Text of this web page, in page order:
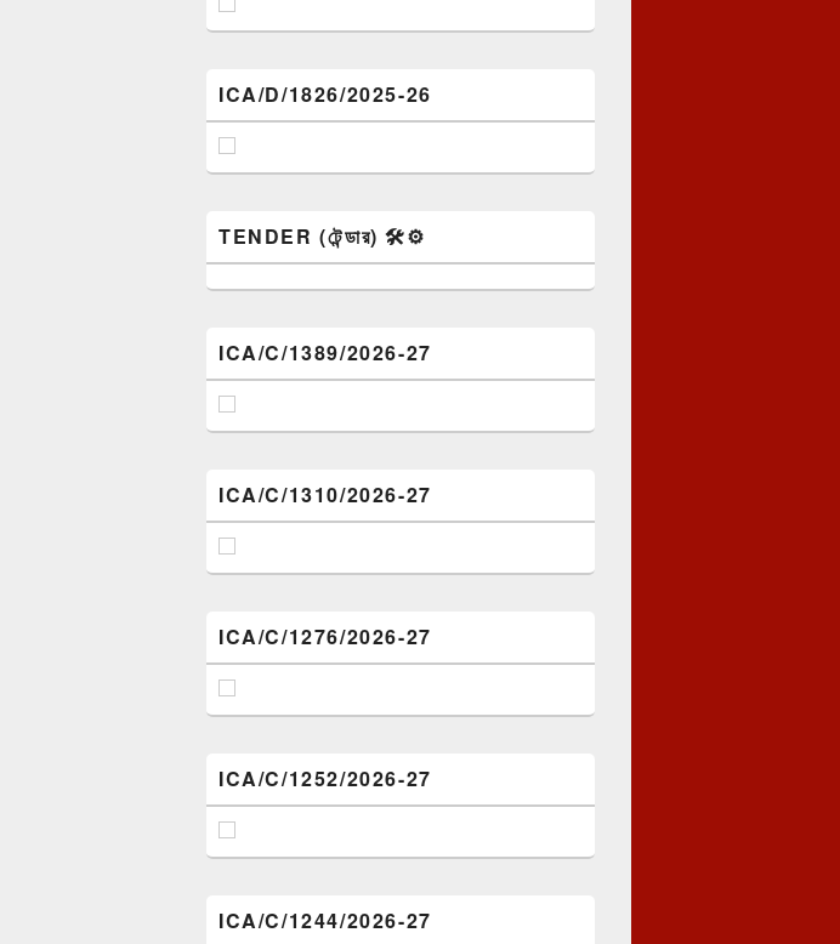
ICA/D/1826/2025-26
TENDER (টেন্ডার) 🛠️⚙️
ICA/C/1389/2026-27
ICA/C/1310/2026-27
ICA/C/1276/2026-27
ICA/C/1252/2026-27
ICA/C/1244/2026-27